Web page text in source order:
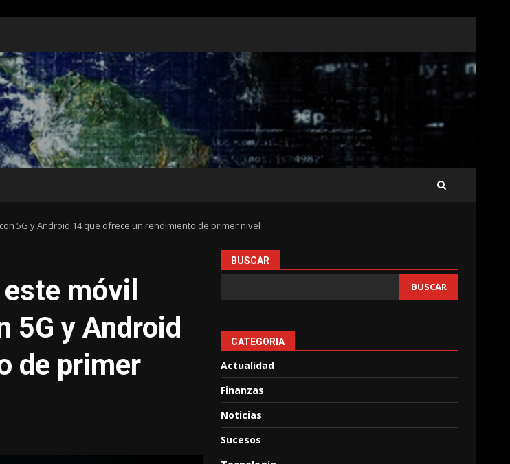
5G y Android 14 que ofrece un rendimiento de primer nivel
móvil
5G y Android
de primer
BUSCAR
BUSCAR
CATEGORIA
Actualidad
Finanzas
Noticias
Sucesos